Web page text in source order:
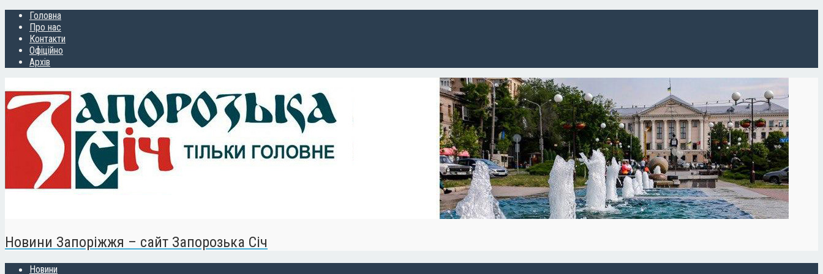
Головна
Про нас
Контакти
Офіційно
Архів
Новини Запоріжжя – сайт Запорозька Січ
Новини